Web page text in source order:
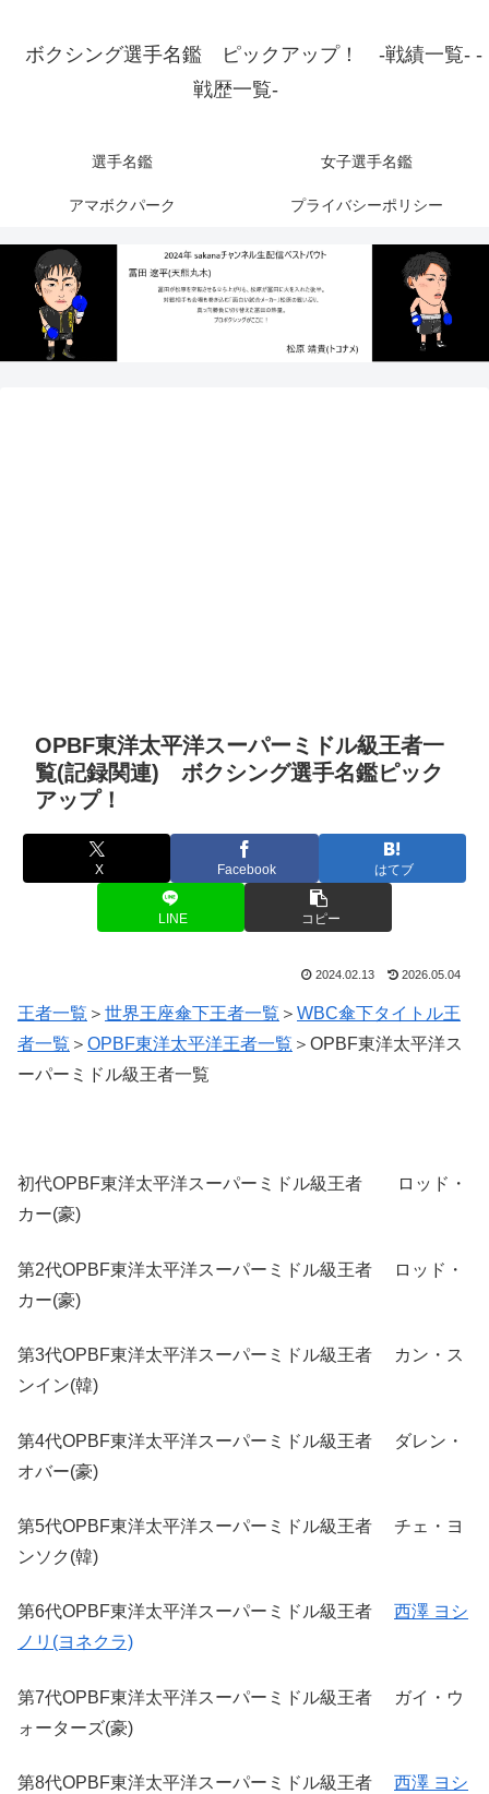
ボクシング選手名鑑 ピックアップ！ -戦績一覧- -
戦歴一覧-
選手名鑑 女子選手名鑑
アマボクパーク プライバシーポリシー
OPBF東洋太平洋スーパーミドル級王者一
覧(記録関連) ボクシング選手名鑑ピック
アップ！
X Facebook はてブ
LINE コピー
2024.02.13 2026.05.04
王者一覧 ＞ 世界王座傘下王者一覧 ＞ WBC傘下タイトル王
者一覧 ＞ OPBF東洋太平洋王者一覧 ＞OPBF東洋太平洋ス
ーパーミドル級王者一覧
初代OPBF東洋太平洋スーパーミドル級王者 ロッド・
カー(豪)
第2代OPBF東洋太平洋スーパーミドル級王者 ロッド・
カー(豪)
第3代OPBF東洋太平洋スーパーミドル級王者 カン・ス
ンイン(韓)
第4代OPBF東洋太平洋スーパーミドル級王者 ダレン・
オバー(豪)
第5代OPBF東洋太平洋スーパーミドル級王者 チェ・ヨ
ンソク(韓)
第6代OPBF東洋太平洋スーパーミドル級王者 西澤 ヨシ
ノリ(ヨネクラ)
第7代OPBF東洋太平洋スーパーミドル級王者 ガイ・ウ
ォーターズ(豪)
第8代OPBF東洋太平洋スーパーミドル級王者 西澤 ヨシ